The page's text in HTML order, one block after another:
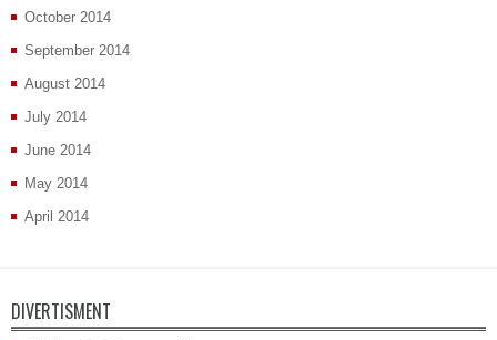
October 2014
September 2014
August 2014
July 2014
June 2014
May 2014
April 2014
DIVERTISMENT